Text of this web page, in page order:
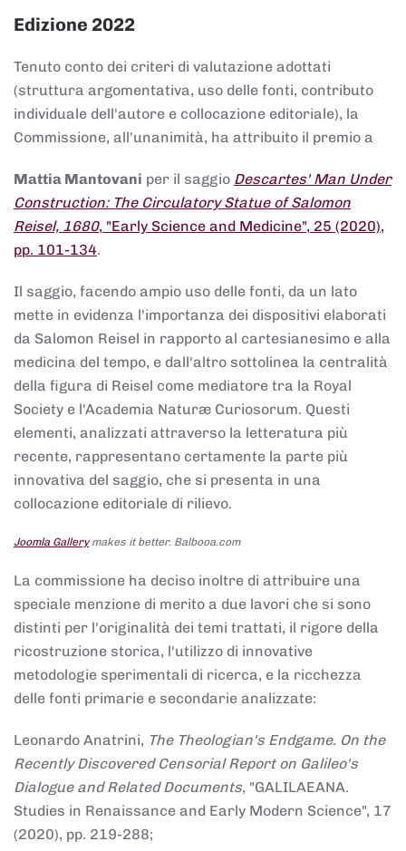
Edizione 2022
Tenuto conto dei criteri di valutazione adottati
(struttura argomentativa, uso delle fonti, contributo
individuale dell'autore e collocazione editoriale), la
Commissione, all'unanimità, ha attribuito il premio a
Mattia Mantovani per il saggio Descartes' Man Under
Construction: The Circulatory Statue of Salomon
Reisel, 1680, "Early Science and Medicine", 25 (2020),
pp. 101-134.
Il saggio, facendo ampio uso delle fonti, da un lato
mette in evidenza l'importanza dei dispositivi elaborati
da Salomon Reisel in rapporto al cartesianesimo e alla
medicina del tempo, e dall'altro sottolinea la centralità
della figura di Reisel come mediatore tra la Royal
Society e l'Academia Naturæ Curiosorum. Questi
elementi, analizzati attraverso la letteratura più
recente, rappresentano certamente la parte più
innovativa del saggio, che si presenta in una
collocazione editoriale di rilievo.
Joomla Gallerymakes it better. Balbooa.com
La commissione ha deciso inoltre di attribuire una
speciale menzione di merito a due lavori che si sono
distinti per l'originalità dei temi trattati, il rigore della
ricostruzione storica, l'utilizzo di innovative
metodologie sperimentali di ricerca, e la ricchezza
delle fonti primarie e secondarie analizzate:
Leonardo Anatrini, The Theologian's Endgame. On the
Recently Discovered Censorial Report on Galileo's
Dialogue and Related Documents, "GALILAEANA.
Studies in Renaissance and Early Modern Science", 17
(2020), pp. 219-288;